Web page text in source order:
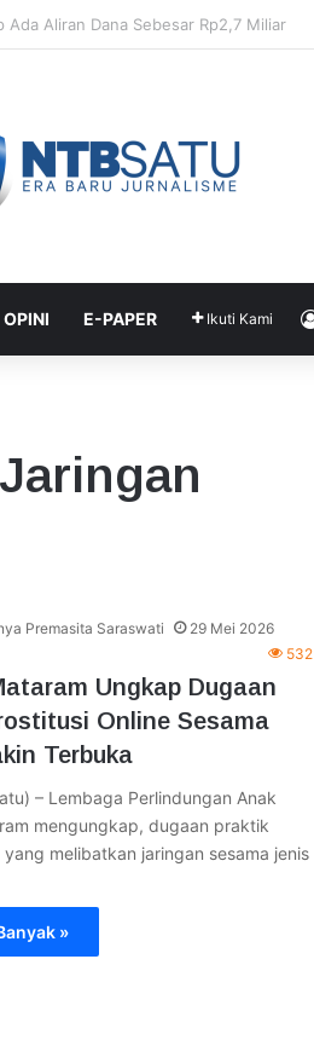
Kejari Bima: Alasan Keamanan
OPINI E-PAPER Ikuti Kami
Premasita Saraswati
29 Mei 2026
532
Ungkap Dugaan
Online Sesama
Terbuka
– Lembaga Perlindungan Anak
mengungkap, dugaan praktik
melibatkan jaringan sesama jenis
»